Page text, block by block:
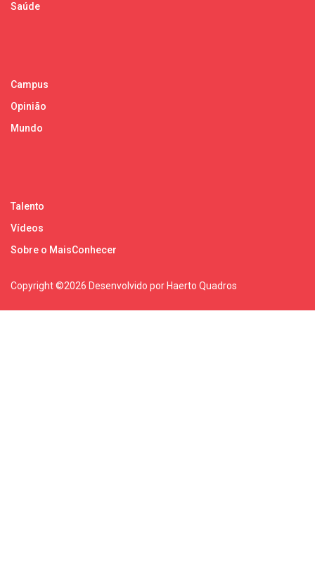
Saúde
Campus
Opinião
Mundo
Talento
Vídeos
Sobre o MaisConhecer
Copyright ©2026 Desenvolvido por Haerto Quadros